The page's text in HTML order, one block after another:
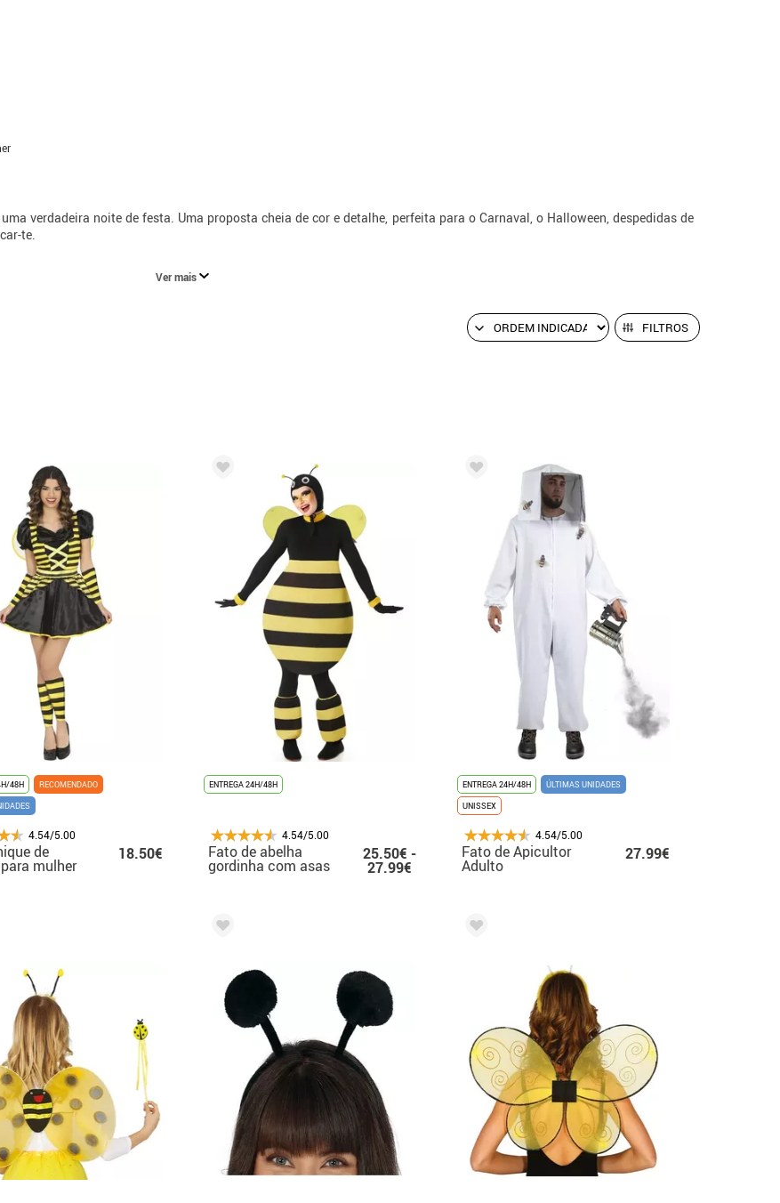
verdadeira noite de festa. Uma proposta cheia de cor e detalhe, perfeita para o Carnaval, o Halloween, despedidas de
te.
Ver mais
FILTROS
48H
RECOMENDADO
4.54/5.00
de
mulher
18.50€
ENTREGA 24H/48H
4.54/5.00
Fato de abelha
gordinha com asas
para mulheres
25.50€ -
27.99€
ENTREGA 24H/48H
ÚLTIMAS UNIDADES
UNISSEX
4.54/5.00
Fato de Apicultor
Adulto
27.99€